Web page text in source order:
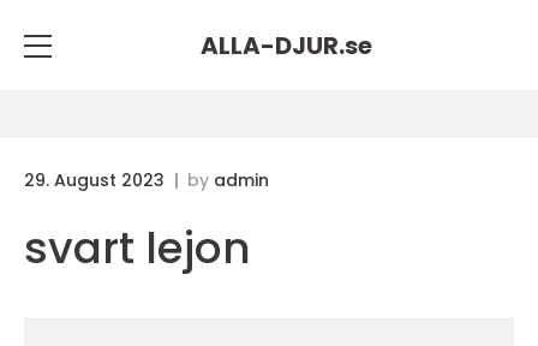
ALLA-DJUR.se
29. August 2023 by admin
svart lejon